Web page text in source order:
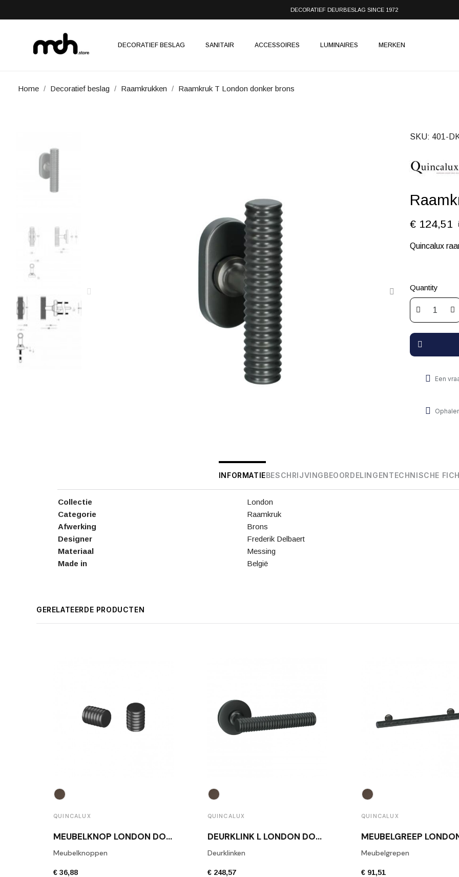
DECORATIEF DEURBESLAG SINCE 1972
DECORATIEF BESLAG SANITAIR ACCESSOIRES LUMINAIRES MERKEN
Home Decoratief beslag Raamkrukken Raamkruk T London donker brons
SKU 401-
€ 124,51
Quincalux
Quantity
Een
INFORMATIEBESCHRIJVINGBEOORDELINGENTECHNISCHE
Collectie
London
Categorie
Raamkruk
Afwerking
Brons
Designer
Frederik Delbaert
Materiaal
Messing
Made in
België
GERELATEERDE PRODUCTEN
QUINCALUX
MEUBELKNOP LONDON DONKER BRONS
Meubelknoppen
€ 36,88
QUINCALUX
DEURKLINK L LONDON DONKER BRONS
Deurklinken
€ 248,57
QUINCALUX
Meubelgrepen
€ 91,51